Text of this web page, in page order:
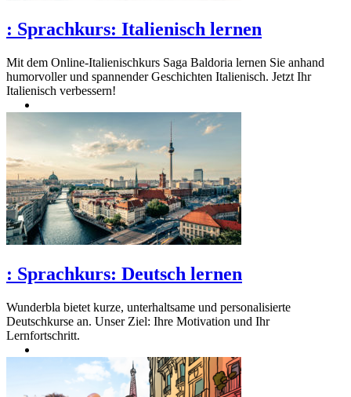
: Sprachkurs: Italienisch lernen
Mit dem Online-Italienischkurs Saga Baldoria lernen Sie anhand
humorvoller und spannender Geschichten Italienisch. Jetzt Ihr
Italienisch verbessern!
: Sprachkurs: Deutsch lernen
Wunderbla bietet kurze, unterhaltsame und personalisierte
Deutschkurse an. Unser Ziel: Ihre Motivation und Ihr
Lernfortschritt.